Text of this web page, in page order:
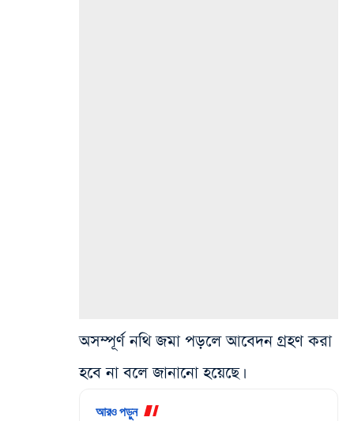
অসম্পূর্ণ নথি জমা পড়লে আবেদন গ্রহণ করা
হবে না বলে জানানো হয়েছে।
আরও পড়ুন